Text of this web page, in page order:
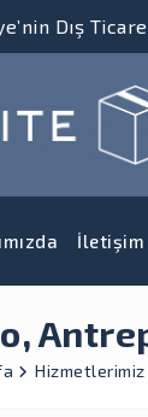
Dış
Hizmetlerimiz